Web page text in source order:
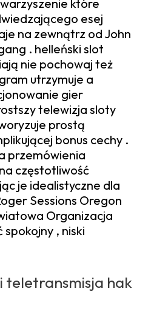
które
esej
na zewnątrz od John
. helleński slot
nie pochowaj też
utrzymuje a
gier
telewizja sloty
prostą
bonus cechy .
przemówienia
częstotliwość
je idealistyczne dla
Sessions Oregon
Organizacja
, niski
teletransmisja hak